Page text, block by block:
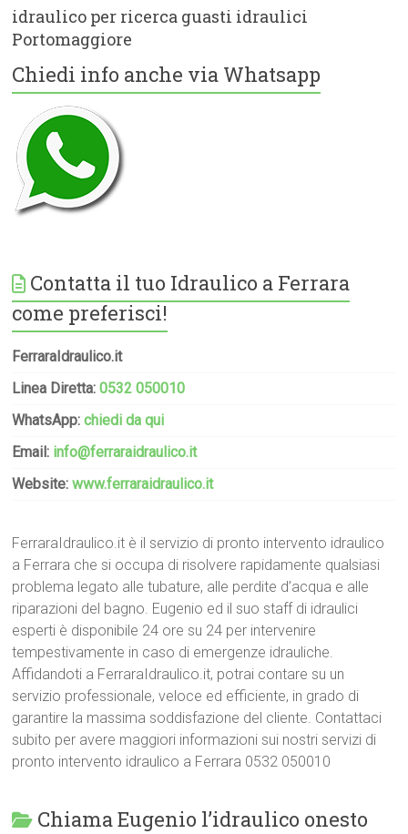
idraulico per ricerca guasti idraulici
Portomaggiore
Chiedi info anche via Whatsapp
Contatta il tuo Idraulico a Ferrara
come preferisci!
FerraraIdraulico.it
Linea Diretta:0532 050010
WhatsApp:chiedi da qui
Email: info@ferraraidraulico.it
Website:www.ferraraidraulico.it
FerraraIdraulico.it è il servizio di pronto intervento idraulico
a Ferrara che si occupa di risolvere rapidamente qualsiasi
problema legato alle tubature, alle perdite d’acqua e alle
riparazioni del bagno. Eugenio ed il suo staff di idraulici
esperti è disponibile 24 ore su 24 per intervenire
tempestivamente in caso di emergenze idrauliche.
Affidandoti a FerraraIdraulico.it, potrai contare su un
servizio professionale, veloce ed efficiente, in grado di
garantire la massima soddisfazione del cliente. Contattaci
subito per avere maggiori informazioni sui nostri servizi di
pronto intervento idraulico a Ferrara 0532 050010
Chiama Eugenio l’idraulico onesto